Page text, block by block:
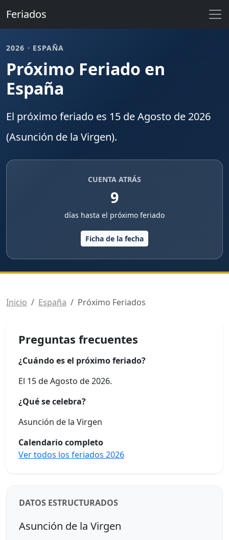
Feriados
2026 · ESPAÑA
Próximo Feriado en
España
El próximo feriado es 15 de Agosto de 2026
(Asunción de la Virgen).
CUENTA ATRÁS
9
días hasta el próximo feriado
Ficha de la fecha
Inicio España Próximo Feriados
Preguntas frecuentes
¿Cuándo es el próximo feriado?
El 15 de Agosto de 2026.
¿Qué se celebra?
Asunción de la Virgen
Calendario completo
Ver todos los feriados 2026
DATOS ESTRUCTURADOS
Asunción de la Virgen